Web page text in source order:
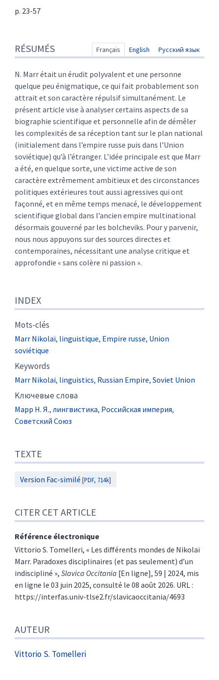
p. 23-57
Index
Texte
Citer cet article
Auteur
RÉSUMÉS Français English Русский язык
N. Marr était un érudit polyvalent et une personne
quelque peu énigmatique, ce qui fait probablement son
attrait et son caractère répulsif simultanément. Le
présent article vise à analyser certains aspects de sa
biographie scientifique et personnelle afin de démêler
les complexités de sa réception tant sur le plan national
(initialement dans l’empire russe puis dans l’Union
soviétique) qu’à l’étranger. L’idée principale est que Marr
a été, en quelque sorte, une victime active de son
caractère extrêmement ambitieux et des circonstances
politiques extérieures tout aussi agressives qui ont
façonné, et en même temps menacé, le développement
scientifique global dans l’ancien empire multinational
désormais gouverné par les bolcheviks. Pour y parvenir,
nous nous appuyons sur des sources directes et
contemporaines, nécessitant une analyse critique et
approfondie « sans colère ni passion ».
INDEX
Mots-clés
Marr Nikolaï, linguistique, Empire russe, Union
soviétique
Keywords
Marr Nikolai, linguistics, Russian Empire, Soviet Union
Kлючевые слова
Марр Н. Я., лингвистика, Российская империя,
Советский Союз
TEXTE
Version Fac-similé [PDF, 714k]
CITER CET ARTICLE
Référence électronique
Vittorio S. Tomelleri, « Les différents mondes de Nikolaï
Marr. Paradoxes disciplinaires (et pas seulement) d’un
indiscipliné », Slavica Occitania [En ligne], 59 | 2024, mis
en ligne le 03 juin 2025, consulté le 08 août 2026. URL :
https://interfas.univ-tlse2.fr/slavicaoccitania/4693
AUTEUR
Vittorio S. Tomelleri